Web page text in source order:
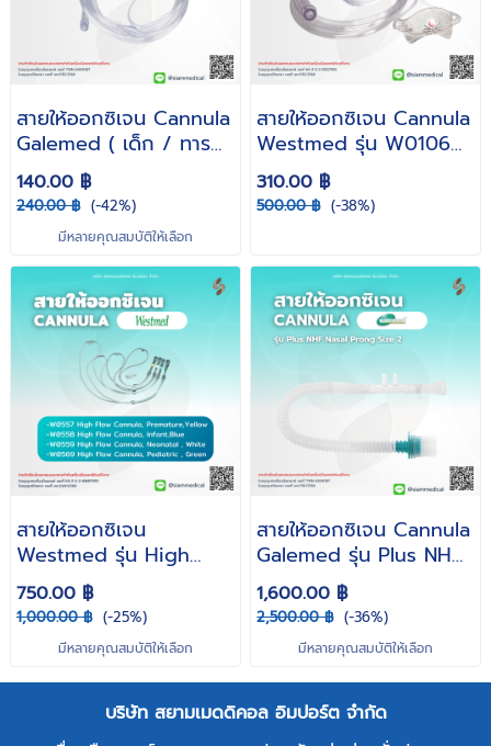
สายให้ออกซิเจน Cannula
Galemed ( เด็ก / ทารก
)
140.00 ฿
240.00 ฿ (-42%)
มีหลายคุณสมบัติให้เลือก
สายให้ออกซิเจน Cannula
Westmed รุ่น W0106
Pediatric Bunny Mask
สำหรับเด็ก
310.00 ฿
500.00 ฿ (-38%)
สายให้ออกซิเจน
Westmed รุ่น High
Flow Cannula (สำหรับ /
ทารก / เด็กโต / ผู้ใหญ่ /
คลอดก่อนกำหนด )
750.00 ฿
1,000.00 ฿ (-25%)
มีหลายคุณสมบัติให้เลือก
สายให้ออกซิเจน Cannula
Galemed รุ่น Plus NHF
Nasal Prong ( Size 2 /
3 / 4 )
1,600.00 ฿
2,500.00 ฿ (-36%)
มีหลายคุณสมบัติให้เลือก
บริษัท สยามเมดดิคอล อิมปอร์ต จำกัด